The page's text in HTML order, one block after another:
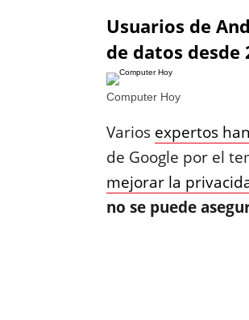
Usuarios de
de datos desde
Computer Hoy
Varios expertos
de Google por el
mejorar la
no se puede